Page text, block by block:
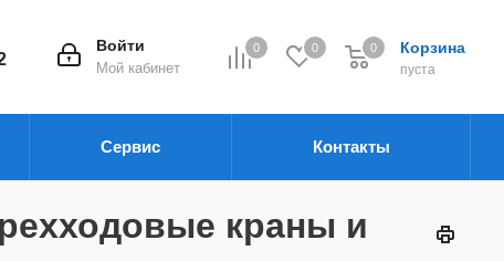
0 0 Корзина
пуста
0
Войти
Мой кабинет
Сервис Контакты
краны и